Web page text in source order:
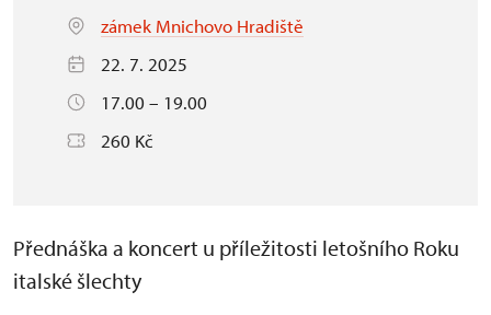
zámek Mnichovo Hradiště
22. 7. 2025
17.00 – 19.00
260 Kč
Přednáška a koncert u příležitosti letošního Roku
italské šlechty